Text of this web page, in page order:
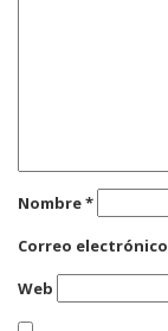
Nombre*
Correo electrónico
Web